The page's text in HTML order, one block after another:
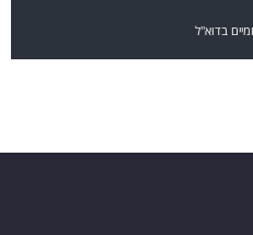
בדוא"ל